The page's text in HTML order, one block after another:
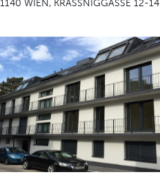
1140 WIEN, KRASSNIGGASSE 12-14